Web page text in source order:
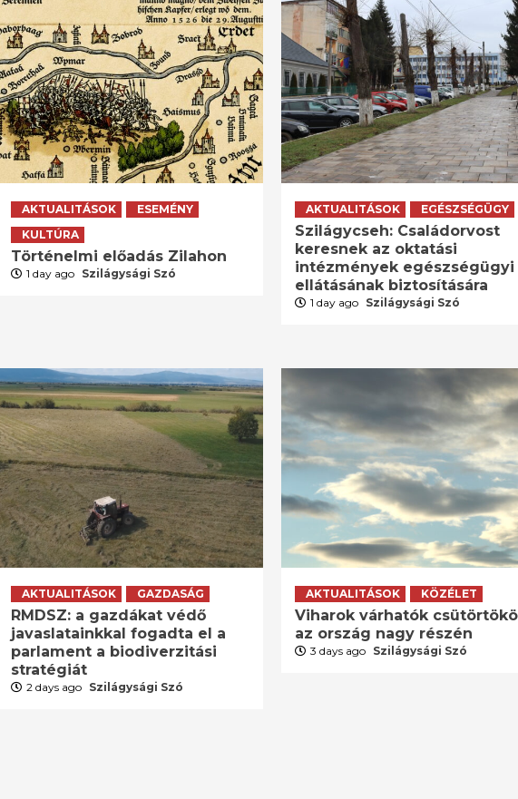
AKTUALITÁSOK
ESEMÉNY
KULTÚRA
Történelmi előadás Zilahon
1 day ago Szilágysági Szó
AKTUALITÁSOK EGÉSZSÉGÜGY
Szilágycseh: Családorvost
keresnek az oktatási
intézmények egészségügyi
ellátásának biztosítására
1 day ago Szilágysági Szó
AKTUALITÁSOK GAZDASÁG
RMDSZ: a gazdákat védő
javaslatainkkal fogadta el a
parlament a biodiverzitási
stratégiát
2 days ago Szilágysági Szó
AKTUALITÁSOK KÖZÉLET
Viharok várhatók
az ország nagy részén
3 days ago Szilágysági Szó